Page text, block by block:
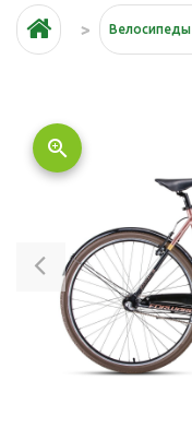
Велосипеды
Previous
zoom_in